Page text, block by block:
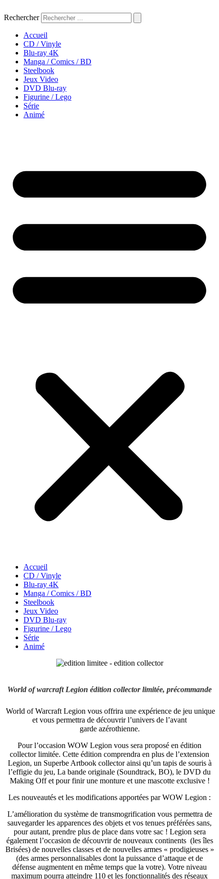
au
Rechercher
Accueil
CD / Vinyle
Blu-ray 4K
Manga / Comics / BD
Steelbook
Jeux Video
DVD Blu-ray
Figurine / Lego
Série
Animé
Accueil
CD / Vinyle
Blu-ray 4K
Manga / Comics / BD
Steelbook
Jeux Video
DVD Blu-ray
Figurine / Lego
Série
Animé
World of warcraft Legion édition collector limitée, précommande
World of Warcraft Legion vous offrira une expérience de jeu unique
et vous permettra de découvrir l’univers de l’avant
garde azérothienne.
Pour l’occasion WOW Legion vous sera proposé en édition
collector limitée. Cette édition comprendra en plus de l’extension
Legion, un Superbe Artbook collector ainsi qu’un tapis de souris à
l’effigie du jeu, La bande originale (Soundtrack, BO), le DVD du
Making Off et pour finir une monture et une mascotte exclusive !
Les nouveautés et les modifications apportées par WOW Legion :
L’amélioration du système de transmogrification vous permettra de
sauvegarder les apparences des objets et vos tenues préférées sans,
pour autant, prendre plus de place dans votre sac ! Legion sera
également l’occasion de découvrir de nouveaux continents (les îles
Brisées) de nouvelles classes et de nouvelles armes « prodigieuses »
(des armes personnalisables dont la puissance d’attaque et de
défense augmentent en même temps que la votre). Votre niveau
maximum pourra atteindre 110 et les fonctionnalités des réseaux